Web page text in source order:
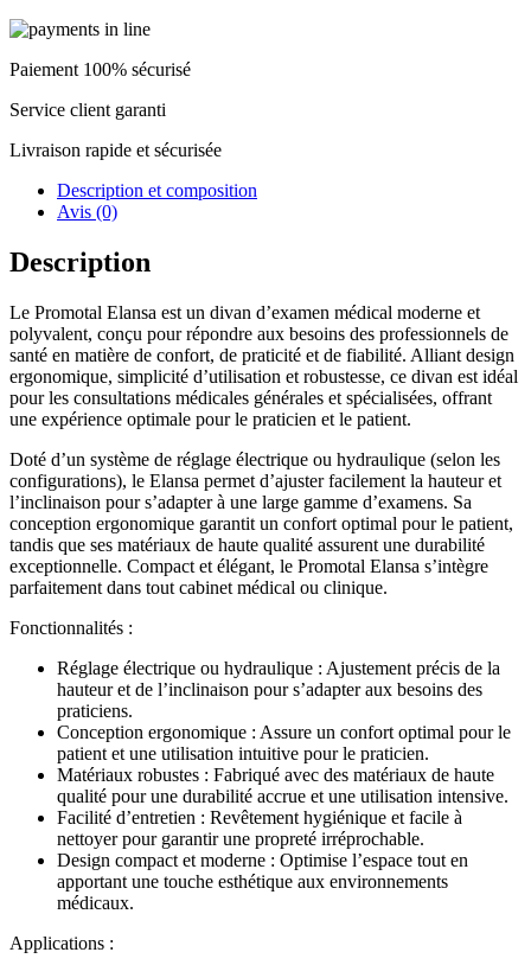
Paiement 100% sécurisé
Service client garanti
Livraison rapide et sécurisée
Description et composition
Avis (0)
Description
Le Promotal Elansa est un divan d’examen médical moderne et
polyvalent, conçu pour répondre aux besoins des professionnels de
santé en matière de confort, de praticité et de fiabilité. Alliant design
ergonomique, simplicité d’utilisation et robustesse, ce divan est idéal
pour les consultations médicales générales et spécialisées, offrant
une expérience optimale pour le praticien et le patient.
Doté d’un système de réglage électrique ou hydraulique (selon les
configurations), le Elansa permet d’ajuster facilement la hauteur et
l’inclinaison pour s’adapter à une large gamme d’examens. Sa
conception ergonomique garantit un confort optimal pour le patient,
tandis que ses matériaux de haute qualité assurent une durabilité
exceptionnelle. Compact et élégant, le Promotal Elansa s’intègre
parfaitement dans tout cabinet médical ou clinique.
Fonctionnalités :
Réglage électrique ou hydraulique : Ajustement précis de la
hauteur et de l’inclinaison pour s’adapter aux besoins des
praticiens.
Conception ergonomique : Assure un confort optimal pour le
patient et une utilisation intuitive pour le praticien.
Matériaux robustes : Fabriqué avec des matériaux de haute
qualité pour une durabilité accrue et une utilisation intensive.
Facilité d’entretien : Revêtement hygiénique et facile à
nettoyer pour garantir une propreté irréprochable.
Design compact et moderne : Optimise l’espace tout en
apportant une touche esthétique aux environnements
médicaux.
Applications :